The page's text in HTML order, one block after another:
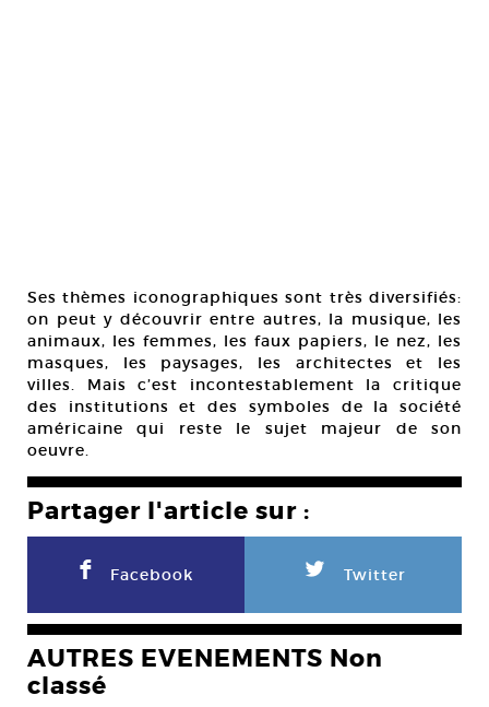
Ses thèmes iconographiques sont très diversifiés:
on peut y découvrir entre autres, la musique, les
animaux, les femmes, les faux papiers, le nez, les
masques, les paysages, les architectes et les
villes. Mais c’est incontestablement la critique
des institutions et des symboles de la société
américaine qui reste le sujet majeur de son
oeuvre.
Partager l'article sur :
F Facebook L Twitter
AUTRES EVENEMENTS Non
classé